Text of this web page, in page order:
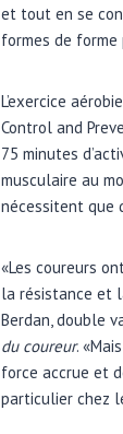
et tout en se
formes de forme
L’exercice
Control and
75 minutes
musculaire au
nécessitent que
«Les coureurs
la résistance et
Berdan, double
du coureur.
force accrue et
particulier chez